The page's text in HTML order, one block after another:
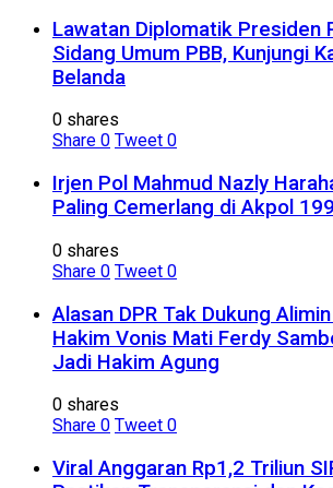
Lawatan Diplomatik Presiden
Sidang Umum PBB, Kunjungi
Belanda
0 shares
Share 0 Tweet 0
Irjen Pol Mahmud Nazly
Paling Cemerlang di Akpol
0 shares
Share 0 Tweet 0
Alasan DPR Tak Dukung
Hakim Vonis Mati Ferdy
Jadi Hakim Agung
0 shares
Share 0 Tweet 0
Viral Anggaran Rp1,2 Triliun